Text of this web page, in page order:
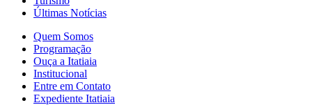
Últimas Notícias
Quem Somos
Programação
Ouça a Itatiaia
Institucional
Entre em Contato
Expediente Itatiaia